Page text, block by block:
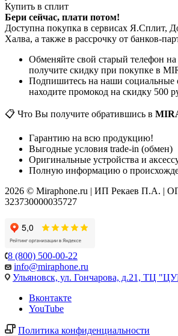
Купить в сплит
Бери сейчас, плати потом!
Доступна покупка в сервисах Я.Сплит,
Халва, а также в рассрочку от банков-
Обменяйте свой старый телефон
получите скидку при покупке в
Подпишитесь на наши социальные
находите промокод на скидку 500
📋 Что Вы получите обратившись в
Гарантию на всю продукцию!
Выгодные условия trade-in (обмен)
Оригинальные устройства и
Полную информацию о
2026 © Miraphone.ru | ИП Рекаев П.А. |
323730000035727
8 (800) 500-00-22
info@miraphone.ru
Ульяновск, ул. Гончарова, д.21, ТЦ
Вконтакте
YouTube
Политика конфиденциальности